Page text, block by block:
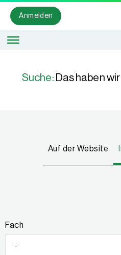
Anmelden
Suche: Das haben
Auf der Website
Fach
-